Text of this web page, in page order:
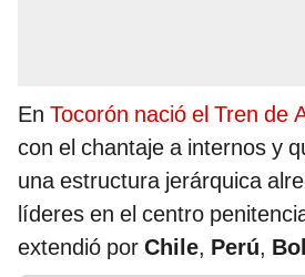
En Tocorón nació el Tren de
con el chantaje a internos y
una estructura jerárquica
líderes en el centro
extendió por Chile, Perú,